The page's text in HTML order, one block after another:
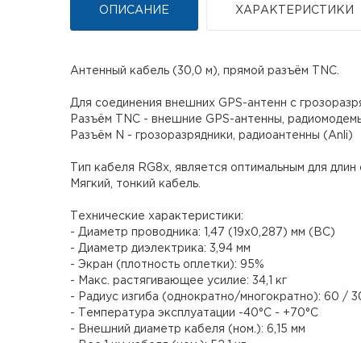
ОПИСАНИЕ ХАРАКТЕРИСТИКИ
Антенный кабель (30,0 м), прямой разъём TNC.
Для соединения внешних GPS-антенн с
Разъём TNC - внешние GPS-антенны,
Разъём N - грозоразрядники, радиоантенны (Anli)
Тип кабеля RG8x, является оптимальным для длин
Мягкий, тонкий кабель.
Технические характеристики:
- Диаметр проводника: 1,47 (19х0,287) мм (BC)
- Диаметр диэлектрика: 3,94 мм
- Экран (плотность оплетки): 95%
- Макс. растягивающее усилие: 34,1 кг
- Радиус изгиба (однократно/многократно): 60 /
- Температура эксплуатации -40°С - +70°С
- Внешний диаметр кабеля (ном.): 6,15 мм